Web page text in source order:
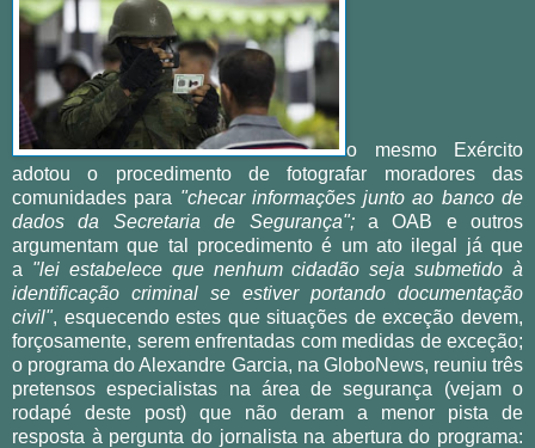
o mesmo Exército
adotou o procedimento de fotografar moradores das
comunidades para "checar informações junto ao banco de
dados da Secretaria de Segurança";a OAB e outros
argumentam que tal procedimento é um ato ilegal já que
a "lei estabelece que nenhum cidadão seja submetido à
identificação criminal se estiver portando documentação
civil", esquecendo estes que situações de exceção devem,
forçosamente, serem enfrentadas com medidas de exceção;
o programa do Alexandre Garcia, na GloboNews, reuniu três
pretensos especialistas na área de segurança (vejam o
rodapé deste post) que não deram a menor pista de
resposta à pergunta do jornalista na abertura do programa: